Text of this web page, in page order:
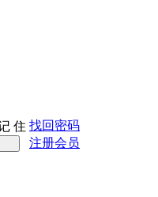
住 找回密码
注册会员